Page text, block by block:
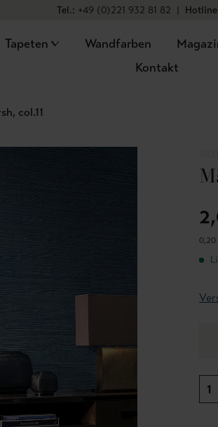
Tel.: +49 (0)221 932 81 82 |
Tapeten Wandfarben
Kontakt
col.11
0,20